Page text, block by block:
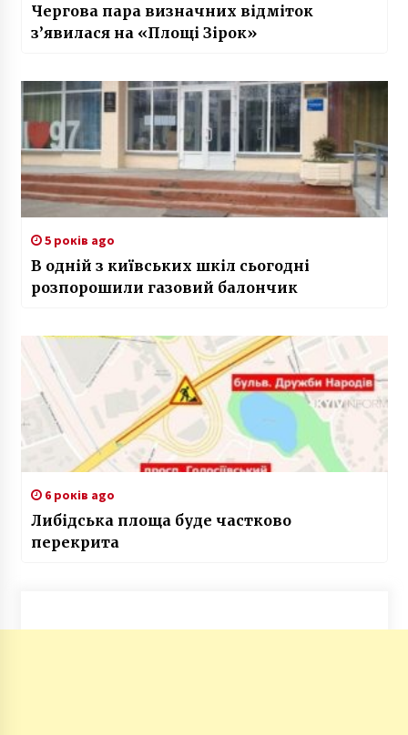
Чергова пара визначних відміток
з’явилася на «Площі Зірок»
5 років ago
В одній з київських шкіл сьогодні
розпорошили газовий балончик
6 років ago
Либідська площа буде частково
перекрита